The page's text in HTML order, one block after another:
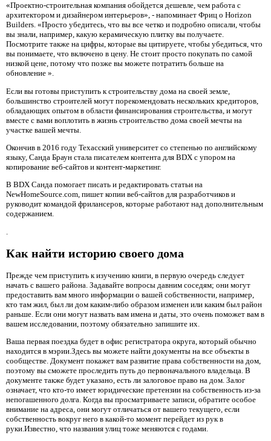
«Проектно-строительная компания обойдется дешевле, чем работа с
архитектором и дизайнером интерьеров», - напоминает Фриц о Horizon
Builders. «Просто убедитесь, что вы все четко и подробно описали, чтобы
вы знали, например, какую керамическую плитку вы получаете.
Посмотрите также на цифры, которые вы цитируете, чтобы убедиться, что
вы понимаете, что включено в цену. Не стоит просто покупать по самой
низкой цене, потому что позже вы можете потратить больше на
обновление ».
Если вы готовы приступить к строительству дома на своей земле,
большинство строителей могут порекомендовать нескольких кредиторов,
обладающих опытом в области финансирования строительства, и могут
вместе с вами воплотить в жизнь строительство дома своей мечты на
участке вашей мечты.
Окончив в 2016 году Техасский университет со степенью по английскому
языку, Санда Браун стала писателем контента для BDX с упором на
копирование веб-сайтов и контент-маркетинг.
В BDX Санда помогает писать и редактировать статьи на
NewHomeSource.com, пишет копии веб-сайтов для разработчиков и
руководит командой фрилансеров, которые работают над дополнительным
содержанием.
Как найти историю своего дома
Прежде чем приступить к изучению книги, в первую очередь следует
начать с вашего района. Задавайте вопросы давним соседям; они могут
предоставить вам много информации о вашей собственности, например,
кто там жил, был ли дом каким-либо образом изменен или каким был район
раньше. Если они могут назвать вам имена и даты, это очень поможет вам в
вашем исследовании, поэтому обязательно запишите их.
Ваша первая поездка будет в офис регистратора округа, который обычно
находится в мэрии.Здесь вы можете найти документы на все объекты в
сообществе. Документ покажет вам развитие права собственности на дом,
поэтому вы сможете проследить путь до первоначального владельца. В
документе также будет указано, есть ли залоговое право на дом. Залог
означает, что кто-то имеет юридические претензии на собственность из-за
непогашенного долга. Когда вы просматриваете записи, обратите особое
внимание на адреса, они могут отличаться от вашего текущего, если
собственность вокруг него в какой-то момент перейдет из рук в
руки.Известно, что названия улиц тоже меняются с годами.